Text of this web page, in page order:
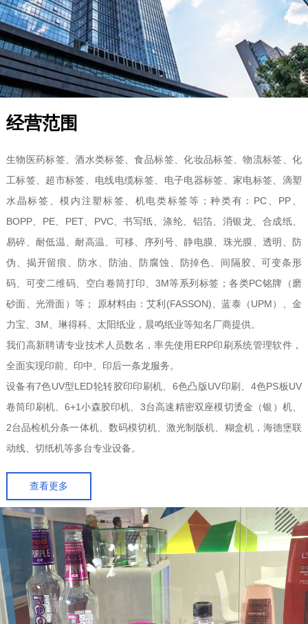
经营范围
生物医药标签、酒水类标签、食品标签、化妆品标签、物流标签、化
工标签、超市标签、电线电缆标签、电子电器标签、家电标签、滴塑
水晶标签、模内注塑标签、机电类标签等；种类有：PC、PP、
BOPP、PE、PET、PVC、书写纸、涤纶、铝箔、消银龙、合成纸、
易碎、耐低温、耐高温、可移、序列号、静电膜、珠光膜、透明、防
伪、揭开留痕、防水、防油、防腐蚀、防掉色、间隔胶、可变条形
码、可变二维码、空白卷筒打印、3M等系列标签；各类PC铭牌（磨
砂面、光滑面）等； 原材料由：艾利(FASSON)、蓝泰（UPM）、金
力宝、3M、琳得科、太阳纸业，晨鸣纸业等知名厂商提供。
我们高新聘请专业技术人员数名，率先使用ERP印刷系统管理软件，
全面实现印前、印中、印后一条龙服务。
设备有7色UV型LED轮转胶印印刷机、6色凸版UV印刷、4色PS板UV
卷筒印刷机、6+1小森胶印机、3台高速精密双座模切烫金（银）机、
2台品检机分条一体机、数码模切机、激光制版机、糊盒机，海德堡联
动线、切纸机等多台专业设备。
查看更多